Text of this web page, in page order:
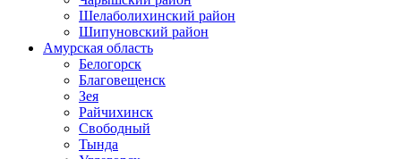
Шелаболихинский район
Шипуновский район
Амурская область
Белогорск
Благовещенск
Зея
Райчихинск
Свободный
Тында